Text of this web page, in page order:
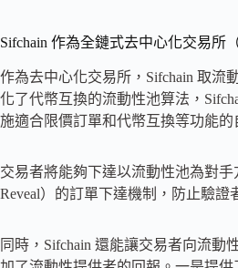
Sifchain 作為全鏈式去中心化交易所
作為去中心化交易所，Sifchain 取流
化了代幣互換的流動性池算法，
施適合限價訂單和代幣互換等功能的
交易者將能夠下達以流動性池為對手
Reveal）的訂單下達機制，防止驗證
同時，Sifchain 還能讓交易者向流